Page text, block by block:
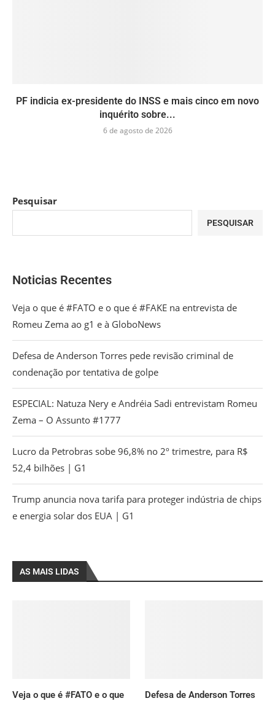
PF indicia ex-presidente do INSS e mais cinco em novo
inquérito sobre...
6 de agosto de 2026
Pesquisar
PESQUISAR
Noticias Recentes
Veja o que é #FATO e o que é #FAKE na entrevista de
Romeu Zema ao g1 e à GloboNews
Defesa de Anderson Torres pede revisão criminal de
condenação por tentativa de golpe
ESPECIAL: Natuza Nery e Andréia Sadi entrevistam Romeu
Zema – O Assunto #1777
Lucro da Petrobras sobe 96,8% no 2º trimestre, para R$
52,4 bilhões | G1
Trump anuncia nova tarifa para proteger indústria de chips
e energia solar dos EUA | G1
AS MAIS LIDAS
Veja o que é #FATO e o que
Defesa de Anderson Torres